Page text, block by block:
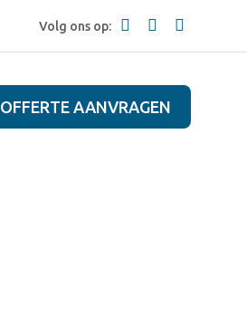
Volg ons op:
OFFERTE AANVRAGEN